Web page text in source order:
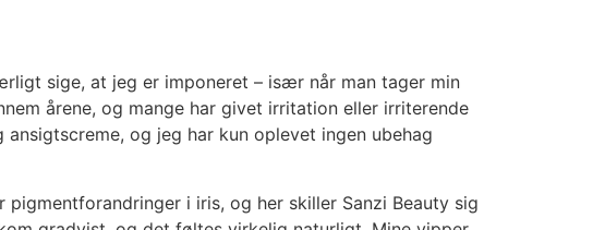
sige, at jeg er imponeret – især når man tager min
årene, og mange har givet irritation eller irriterende
og jeg har kun oplevet ingen ubehag
i iris, og her skiller Sanzi Beauty sig